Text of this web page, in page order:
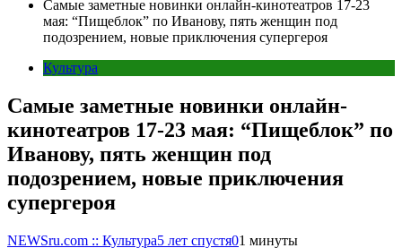
Самые заметные новинки онлайн-кинотеатров 17-23
мая: “Пищеблок” по Иванову, пять женщин под
подозрением, новые приключения супергероя
Культура
Самые заметные новинки онлайн-
кинотеатров 17-23 мая: “Пищеблок” по
Иванову, пять женщин под
подозрением, новые приключения
супергероя
NEWSru.com :: Культура5 лет спустя01 минуты